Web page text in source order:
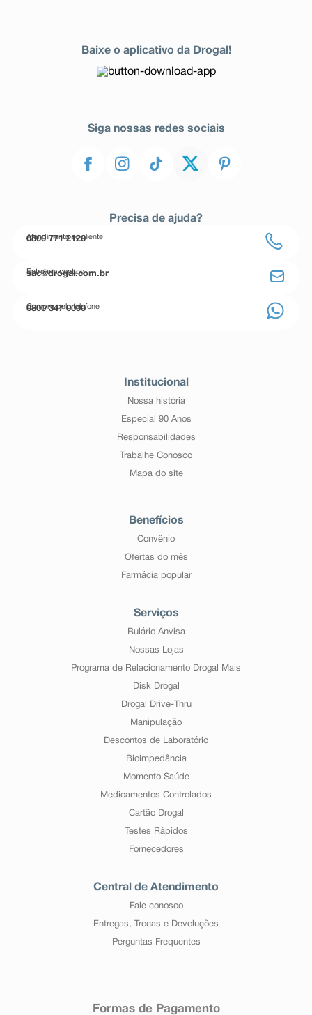
Baixe o aplicativo da Drogal!
Siga nossas redes sociais
Precisa de ajuda?
Atendimento ao cliente
0800 771 2120
Entre em contato
sac@drogal.com.br
Compre pelo telefone
0800 347 0000
Institucional
Nossa história
Especial 90 Anos
Responsabilidades
Trabalhe Conosco
Mapa do site
Benefícios
Convênio
Ofertas do mês
Farmácia popular
Serviços
Bulário Anvisa
Nossas Lojas
Programa de Relacionamento Drogal Mais
Disk Drogal
Drogal Drive-Thru
Manipulação
Descontos de Laboratório
Bioimpedância
Momento Saúde
Medicamentos Controlados
Cartão Drogal
Testes Rápidos
Fornecedores
Central de Atendimento
Fale conosco
Entregas, Trocas e Devoluções
Perguntas Frequentes
Formas de Pagamento